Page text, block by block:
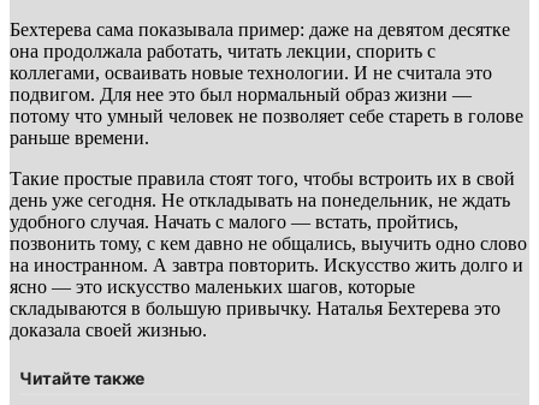
Бехтерева сама показывала пример: даже на девятом десятке
она продолжала работать, читать лекции, спорить с
коллегами, осваивать новые технологии. И не считала это
подвигом. Для нее это был нормальный образ жизни —
потому что умный человек не позволяет себе стареть в голове
раньше времени.
Такие простые правила стоят того, чтобы встроить их в свой
день уже сегодня. Не откладывать на понедельник, не ждать
удобного случая. Начать с малого — встать, пройтись,
позвонить тому, с кем давно не общались, выучить одно слово
на иностранном. А завтра повторить. Искусство жить долго и
ясно — это искусство маленьких шагов, которые
складываются в большую привычку. Наталья Бехтерева это
доказала своей жизнью.
Читайте также